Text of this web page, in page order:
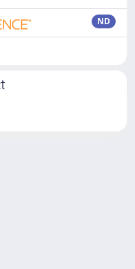
ND